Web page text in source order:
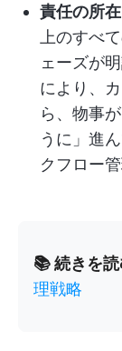
責任の所
上のすべ
ェーズが
により、
ら、物事
うに」進
クフロー
📚 続きを読
理戦略